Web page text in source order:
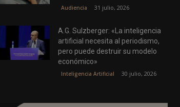
Audiencia 31 julio, 2026
A.G. Sulzberger: «La inteligencia
artificial necesita al periodismo,
pero puede destruir su modelo
económico»
Inteligencia Artificial 30 julio, 2026